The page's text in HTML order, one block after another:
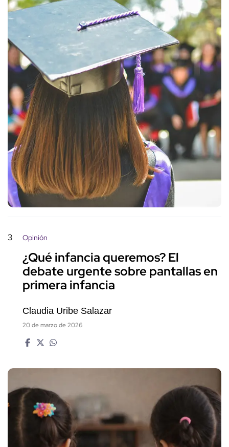
3 Opinión
¿Qué infancia queremos? El
debate urgente sobre pantallas en
primera infancia
Claudia Uribe Salazar
20 de marzo de 2026